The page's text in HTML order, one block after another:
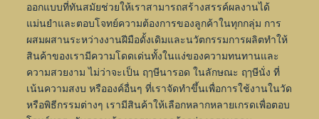
ออกแบบที่ทันสมัยช่วยให้เราสามารถสร้างสรรค์ผลงานได้
แม่นยำและตอบโจทย์ความต้องการของลูกค้าในทุกกลุ่ม การ
ผสมผสานระหว่างงานฝีมือดั้งเดิมและนวัตกรรมการผลิตทำให้
สินค้าของเรามีความโดดเด่นทั้งในแง่ของความทนทานและ
ความสวยงาม ไม่ว่าจะเป็น ฤๅษีนารอด ในลักษณะ ฤๅษีนั่ง ที่
เน้นความสงบ หรือองค์อื่นๆ ที่เราจัดทำขึ้นเพื่อการใช้งานในวัด
หรือพิธีกรรมต่างๆ เรามีสินค้าให้เลือกหลากหลายเกรดเพื่อตอบ